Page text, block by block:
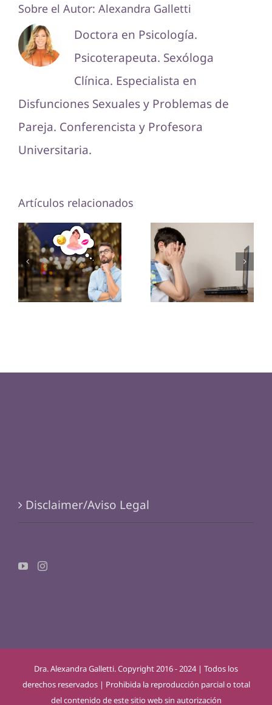
Sobre el Autor: Alexandra Galletti
Doctora en Psicología.
Psicoterapeuta. Sexóloga
Clínica. Especialista en
Disfunciones Sexuales y Problemas de
Pareja. Conferencista y Profesora
Universitaria.
Artículos relacionados
Obsesión
por el sexo
podría ser
genética
influyen las
películas
porno en la
sexualidad
Disclaimer/Aviso Legal
Dra. Alexandra Galletti. Copyright 2016 - 2024 | Todos los
derechos reservados | Prohibida la reproducción parcial o total
del contenido de este sitio web sin autorización